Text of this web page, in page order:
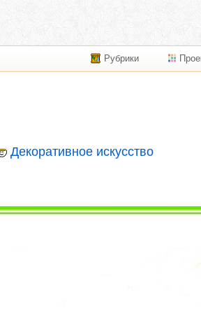
Рубрики
Декоративное искусство